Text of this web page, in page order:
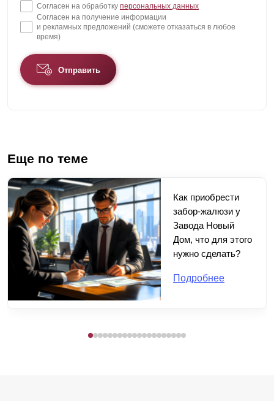
Согласен на обработку персональных данных
Согласен на получение информации
и рекламных предложений (сможете отказаться в любое
время)
Отправить
Еще по теме
Как приобрести
забор-жалюзи у
Завода Новый
Дом, что для этого
нужно сделать?
Подробнее